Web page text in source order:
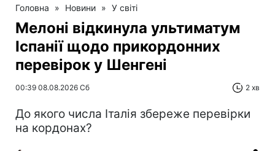
Головна » Новини » У світі
Мелоні відкинула ультиматум
Іспанії щодо прикордонних
перевірок у Шенгені
00:39 08.08.2026 Сб 2 хв
До якого числа Італія збереже перевірки
на кордонах?